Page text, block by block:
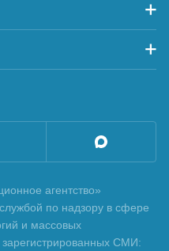
агентство»
по надзору в сфере
и массовых
СМИ: